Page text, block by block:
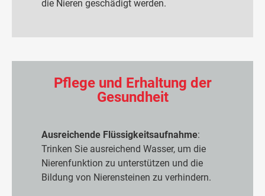
die Nieren geschädigt werden.
Pflege und Erhaltung der
Gesundheit
Ausreichende Flüssigkeitsaufnahme:
Trinken Sie ausreichend Wasser, um die
Nierenfunktion zu unterstützen und die
Bildung von Nierensteinen zu verhindern.